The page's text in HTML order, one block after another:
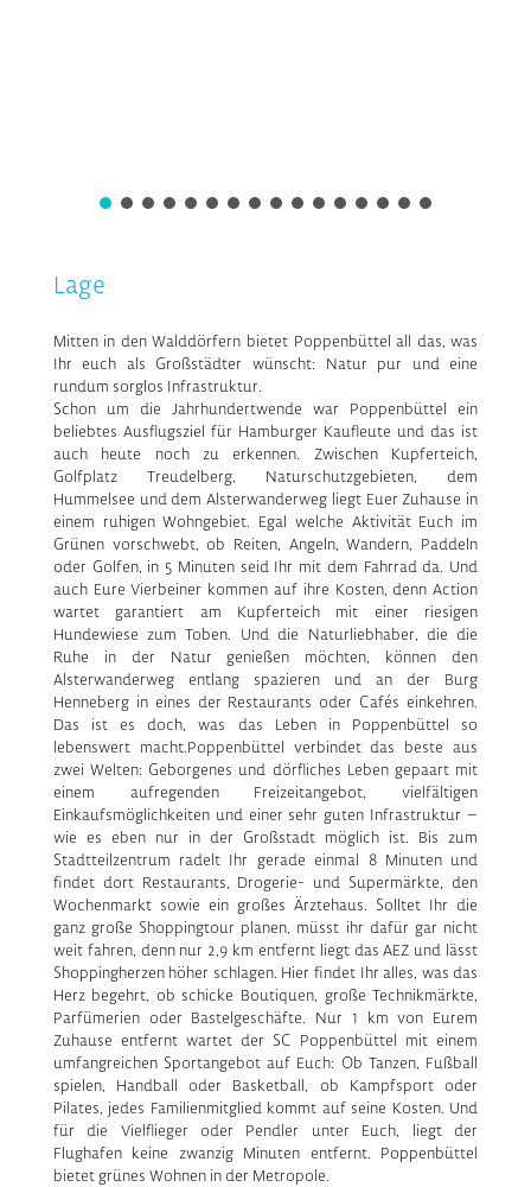
Lage
Mitten in den Walddörfern bietet Poppenbüttel all das, was
Ihr euch als Großstädter wünscht: Natur pur und eine
rundum sorglos Infrastruktur.
Schon um die Jahrhundertwende war Poppenbüttel ein
beliebtes Ausflugsziel für Hamburger Kaufleute und das ist
auch heute noch zu erkennen. Zwischen Kupferteich,
Golfplatz Treudelberg, Naturschutzgebieten, dem
Hummelsee und dem Alsterwanderweg liegt Euer Zuhause in
einem ruhigen Wohngebiet. Egal welche Aktivität Euch im
Grünen vorschwebt, ob Reiten, Angeln, Wandern, Paddeln
oder Golfen, in 5 Minuten seid Ihr mit dem Fahrrad da. Und
auch Eure Vierbeiner kommen auf ihre Kosten, denn Action
wartet garantiert am Kupferteich mit einer riesigen
Hundewiese zum Toben. Und die Naturliebhaber, die die
Ruhe in der Natur genießen möchten, können den
Alsterwanderweg entlang spazieren und an der Burg
Henneberg in eines der Restaurants oder Cafés einkehren.
Das ist es doch, was das Leben in Poppenbüttel so
lebenswert macht.Poppenbüttel verbindet das beste aus
zwei Welten: Geborgenes und dörfliches Leben gepaart mit
einem aufregenden Freizeitangebot, vielfältigen
Einkaufsmöglichkeiten und einer sehr guten Infrastruktur –
wie es eben nur in der Großstadt möglich ist. Bis zum
Stadtteilzentrum radelt Ihr gerade einmal 8 Minuten und
findet dort Restaurants, Drogerie- und Supermärkte, den
Wochenmarkt sowie ein großes Ärztehaus. Solltet Ihr die
ganz große Shoppingtour planen, müsst ihr dafür gar nicht
weit fahren, denn nur 2,9 km entfernt liegt das AEZ und lässt
Shoppingherzen höher schlagen. Hier findet Ihr alles, was das
Herz begehrt, ob schicke Boutiquen, große Technikmärkte,
Parfümerien oder Bastelgeschäfte. Nur 1 km von Eurem
Zuhause entfernt wartet der SC Poppenbüttel mit einem
umfangreichen Sportangebot auf Euch: Ob Tanzen, Fußball
spielen, Handball oder Basketball, ob Kampfsport oder
Pilates, jedes Familienmitglied kommt auf seine Kosten. Und
für die Vielflieger oder Pendler unter Euch, liegt der
Flughafen keine zwanzig Minuten entfernt. Poppenbüttel
bietet grünes Wohnen in der Metropole.